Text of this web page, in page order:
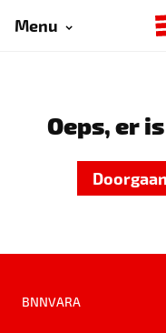
Menu
Oeps, er
BNNVARA